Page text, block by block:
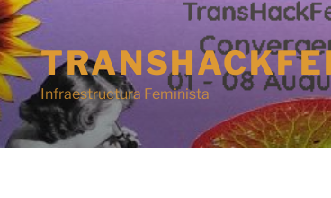
Infraestructura Feminista